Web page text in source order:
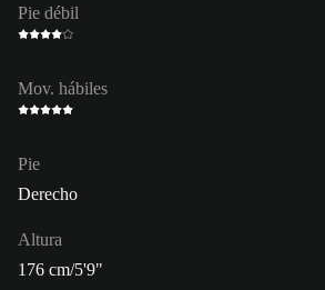
Pie débil
Mov. hábiles
Pie
Derecho
Altura
176 cm/5'9"